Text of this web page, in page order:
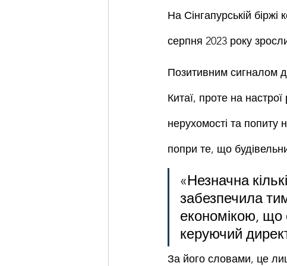
На Сінгапурській
серпня 2023 року
Позитивним сигналом
Китаї, проте на
нерухомості та попиту
попри те, що
«Незначна
забезпечила
економікою, що
керуючий
За його словами, це